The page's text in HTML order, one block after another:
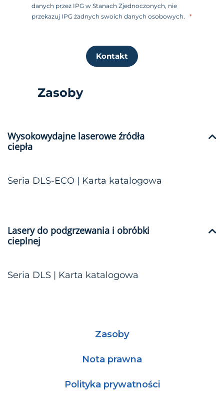
danych przez IPG w Stanach Zjednoczonych, nie
przekazuj IPG żadnych swoich danych osobowych.
Kontakt
Zasoby
Wysokowydajne laserowe źródła
ciepła
Seria DLS-ECO | Karta katalogowa
Lasery do podgrzewania i obróbki
cieplnej
Seria DLS | Karta katalogowa
Zasoby
Nota prawna
Polityka prywatności